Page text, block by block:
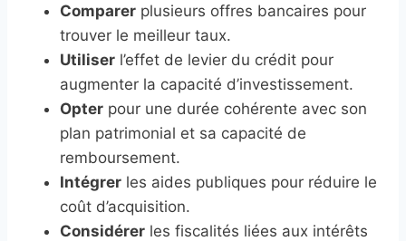
Comparer plusieurs offres bancaires pour
trouver le meilleur taux.
Utiliser l’effet de levier du crédit pour
augmenter la capacité d’investissement.
Opter pour une durée cohérente avec son
plan patrimonial et sa capacité de
remboursement.
Intégrer les aides publiques pour réduire le
coût d’acquisition.
Considérer les fiscalités liées aux intérêts